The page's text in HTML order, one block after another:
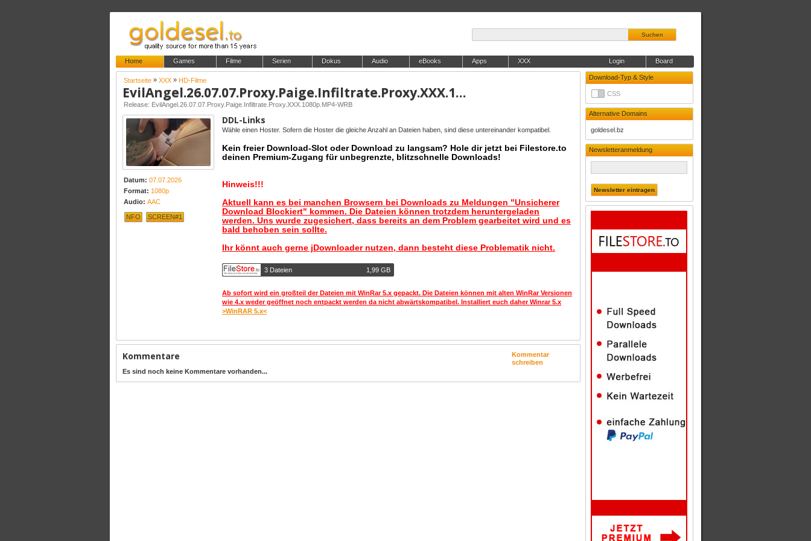
Suchen
Home Games Filme Serien Dokus Audio eBooks Apps XXX Board
Login
Download-Typ & Style
CSS
Alternative Domains
goldesel.bz
Newsletteranmeldung
Startseite » XXX » HD-Filme
EvilAngel.26.07.07.Proxy.Paige.Infiltrate.Proxy.XXX.1080p.MP4-WRB
Release: EvilAngel.26.07.07.Proxy.Paige.Infiltrate.Proxy.XXX.1080p.MP4-WRB
Datum: 07.07.2026
Format: 1080p
Audio: AAC
NFO SCREEN#1
DDL-Links
Wähle einen Hoster. Sofern die Hoster die gleiche Anzahl an Dateien haben, sind diese untereinander kompatibel.
Kein freier Download-Slot oder Download zu langsam? Hole dir jetzt bei Filestore.to
deinen Premium-Zugang für unbegrenzte, blitzschnelle Downloads!
Hinweis!!!
Aktuell kann es bei manchen Browsern bei Downloads zu Meldungen "Unsicherer
Download Blockiert" kommen. Die Dateien können trotzdem heruntergeladen
werden. Uns wurde zugesichert, dass bereits an dem Problem gearbeitet wird und es
bald behoben sein sollte.
Ihr könnt auch gerne jDownloader nutzen, dann besteht diese Problematik nicht.
3 Dateien 1,99 GB
Ab sofort wird ein großteil der Dateien mit WinRar 5.x gepackt. Die Dateien können mit alten WinRar Versionen
wie 4.x weder geöffnet noch entpackt werden da nicht abwärtskompatibel. Installiert euch daher Winrar 5.x
>WinRAR 5.x<
Kommentar
schreiben
Kommentare
Es sind noch keine Kommentare vorhanden...